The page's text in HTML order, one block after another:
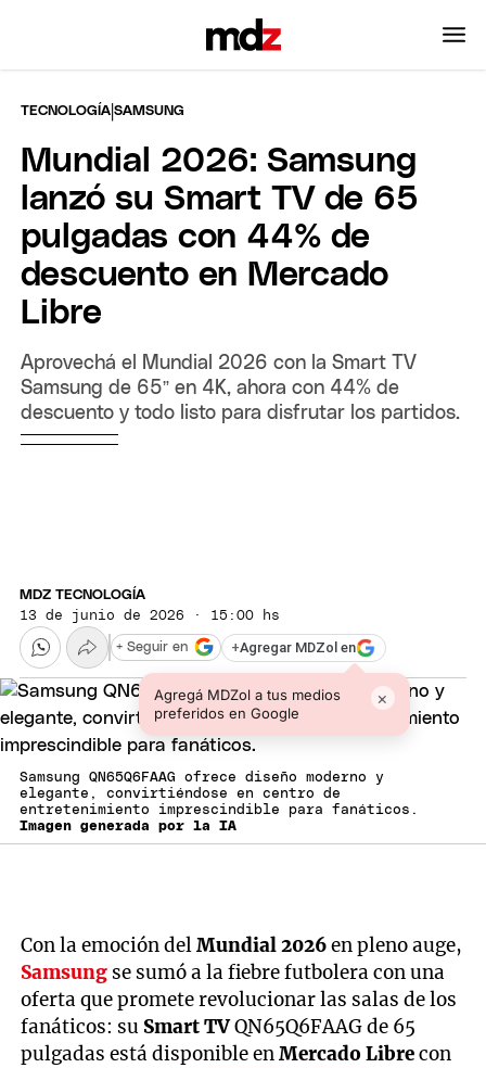
TECNOLOGÍA |SAMSUNG
Mundial 2026: Samsung
lanzó su Smart TV de 65
pulgadas con 44% de
descuento en Mercado
Libre
Aprovechá el Mundial 2026 con la Smart TV
Samsung de 65” en 4K, ahora con 44% de
descuento y todo listo para disfrutar los partidos.
MDZ TECNOLOGÍA
13 de junio de 2026 · 15:00 hs
+Agregar MDZol en
Agregá MDZol a tus medios
preferidos en Google
×
+ Seguir en
Samsung QN65Q6FAAG ofrece diseño moderno y
elegante, convirtiéndose en centro de
entretenimiento imprescindible para fanáticos.
Imagen generada por la IA
Con la emoción delMundial 2026en pleno auge,
Samsung se sumó a la fiebre futbolera con una
oferta que promete revolucionar las salas de los
fanáticos: su Smart TVQN65Q6FAAG de 65
pulgadas está disponible enMercado Librecon